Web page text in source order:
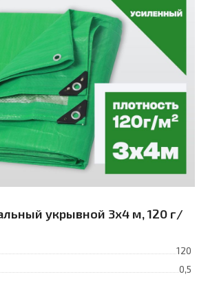
укрывной 3x4 м, 120 г/
120
0,5